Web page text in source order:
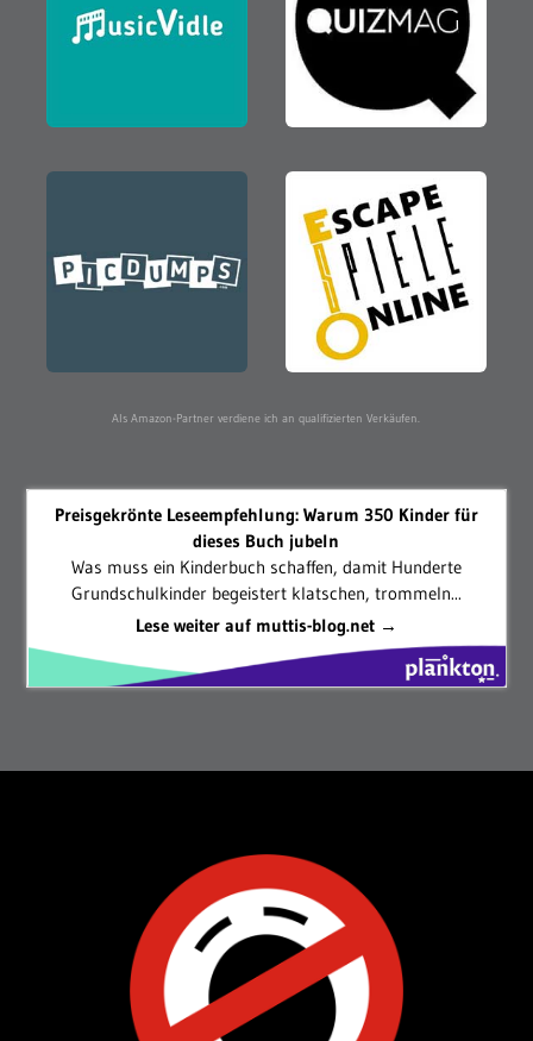
Als Amazon-Partner verdiene ich an qualifizierten Verkäufen.
Preisgekrönte Leseempfehlung: Warum 350 Kinder für
dieses Buch jubeln
Was muss ein Kinderbuch schaffen, damit Hunderte
Grundschulkinder begeistert klatschen, trommeln...
Lese weiter auf muttis-blog.net →